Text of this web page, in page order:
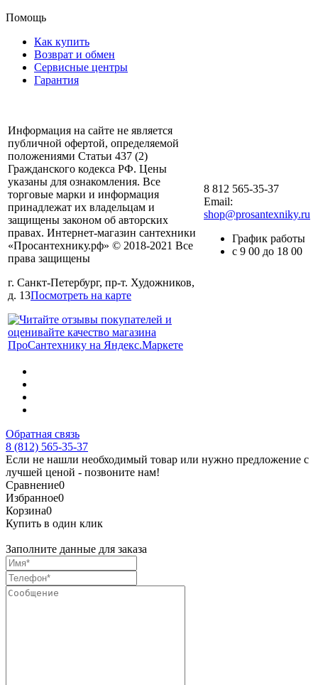
Помощь
Как купить
Возврат и обмен
Сервисные центры
Гарантия
Информация на сайте не является
публичной офертой, определяемой
положениями Статьи 437 (2)
Гражданского кодекса РФ. Цены
указаны для ознакомления. Все
торговые марки и информация
принадлежат их владельцам и
защищены законом об авторских
правах. Интернет-магазин сантехники
«Просантехнику.рф» © 2018-2021 Все
права защищены
г. Санкт-Петербург, пр-т. Художников,
д. 13Посмотреть на карте
8 812 565-35-37
Email:
shop@prosantexniky.ru
График работы
с 9 00 до 18 00
Обратная связь
8 (812) 565-35-37
Если не нашли необходимый товар или нужно предложение с
лучшей ценой - позвоните нам!
Сравнение0
Избранное0
Корзина0
Купить в один клик
Заполните данные для заказа